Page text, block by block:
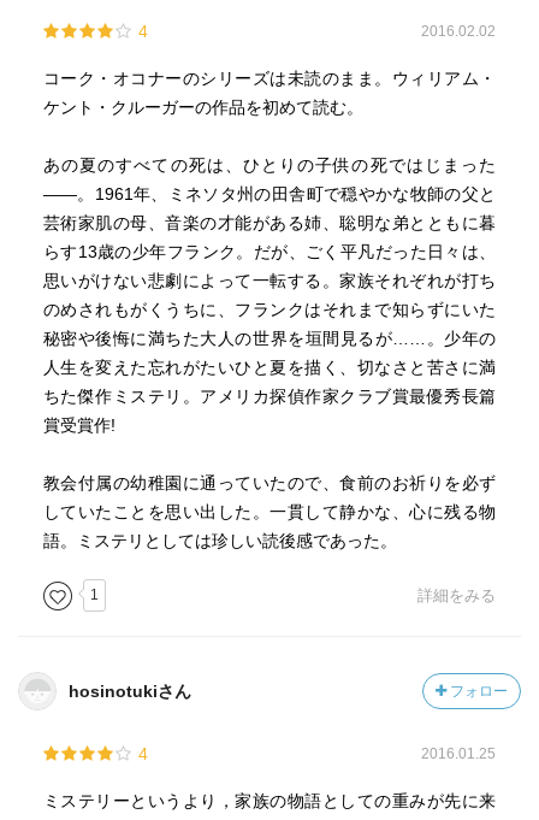
4 2016.02.02
コーク・オコナーのシリーズは未読のまま。ウィリアム・
ケント・クルーガーの作品を初めて読む。
あの夏のすべての死は、ひとりの子供の死ではじまった
――。1961年、ミネソタ州の田舎町で穏やかな牧師の父と
芸術家肌の母、音楽の才能がある姉、聡明な弟とともに暮
らす13歳の少年フランク。だが、ごく平凡だった日々は、
思いがけない悲劇によって一転する。家族それぞれが打ち
のめされもがくうちに、フランクはそれまで知らずにいた
秘密や後悔に満ちた大人の世界を垣間見るが……。少年の
人生を変えた忘れがたいひと夏を描く、切なさと苦さに満
ちた傑作ミステリ。アメリカ探偵作家クラブ賞最優秀長篇
賞受賞作!
教会付属の幼稚園に通っていたので、食前のお祈りを必ず
していたことを思い出した。一貫して静かな、心に残る物
語。ミステリとしては珍しい読後感であった。
1 詳細をみる
hosinotukiさん フォロー
4 2016.01.25
ミステリーというより，家族の物語としての重みが先に来